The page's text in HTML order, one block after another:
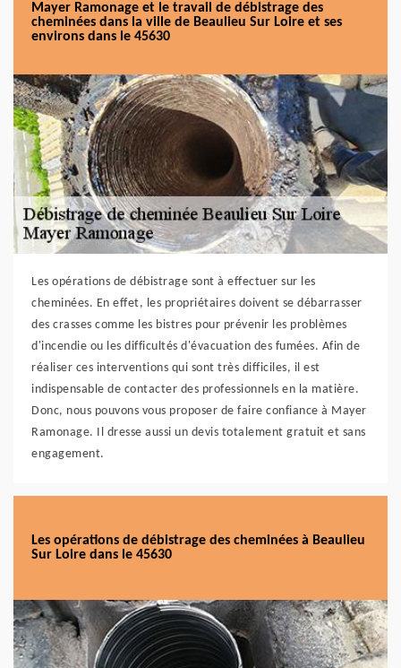
Mayer Ramonage et le travail de débistrage des
cheminées dans la ville de Beaulieu Sur Loire et ses
environs dans le 45630
Les opérations de débistrage sont à effectuer sur les
cheminées. En effet, les propriétaires doivent se débarrasser
des crasses comme les bistres pour prévenir les problèmes
d'incendie ou les difficultés d'évacuation des fumées. Afin de
réaliser ces interventions qui sont très difficiles, il est
indispensable de contacter des professionnels en la matière.
Donc, nous pouvons vous proposer de faire confiance à Mayer
Ramonage. Il dresse aussi un devis totalement gratuit et sans
engagement.
Les opérations de débistrage des cheminées à Beaulieu
Sur Loire dans le 45630